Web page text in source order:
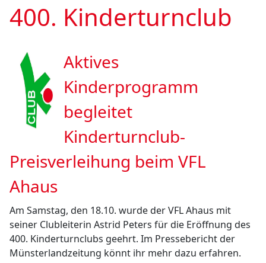
400. Kinderturnclub
Aktives
Kinderprogramm
begleitet
Kinderturnclub-
Preisverleihung beim VFL
Ahaus
Am Samstag, den 18.10. wurde der VFL Ahaus mit
seiner Clubleiterin Astrid Peters für die Eröffnung des
400. Kinderturnclubs geehrt. Im Pressebericht der
Münsterlandzeitung könnt ihr mehr dazu erfahren.